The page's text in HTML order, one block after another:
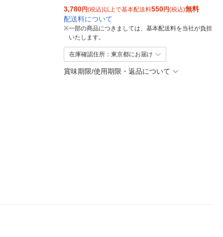
3,780円(税込)以上で基本配送料550円(税込)無料
配送料について
※一部の商品につきましては、基本配送料を当社が負担
いたします。
在庫確認住所：東京都にお届け
賞味期限/使用期限・返品について